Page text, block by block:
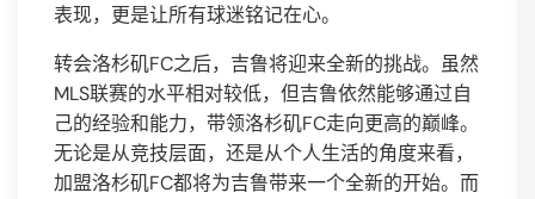
表现，更是让所有球迷铭记在心。
转会洛杉矶FC之后，吉鲁将迎来全新的挑战。虽然
MLS联赛的水平相对较低，但吉鲁依然能够通过自
己的经验和能力，带领洛杉矶FC走向更高的巅峰。
无论是从竞技层面，还是从个人生活的角度来看，
加盟洛杉矶FC都将为吉鲁带来一个全新的开始。而